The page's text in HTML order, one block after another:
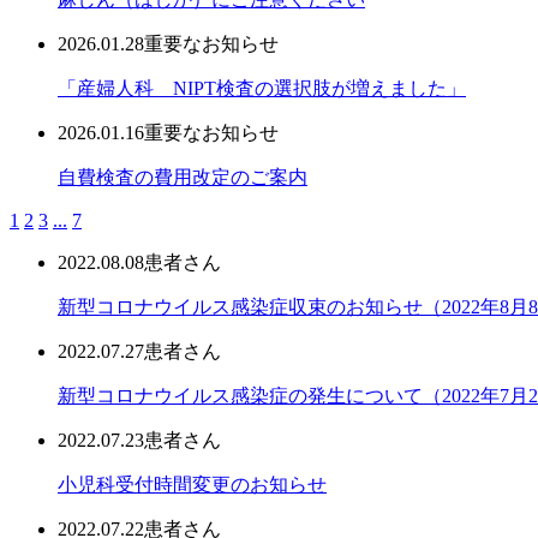
2026.01.28重要なお知らせ
「産婦人科 NIPT検査の選択肢が増えました」
2026.01.16重要なお知らせ
自費検査の費用改定のご案内
1 2 3 ... 7
2022.08.08患者さん
新型コロナウイルス感染症収束のお知らせ（2022年8月8
2022.07.27患者さん
新型コロナウイルス感染症の発生について（2022年7月
2022.07.23患者さん
小児科受付時間変更のお知らせ
2022.07.22患者さん